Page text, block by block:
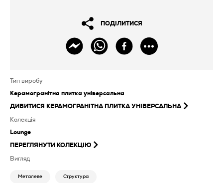
ПОДІЛИТИСЯ
Тип виробу
Керамогранітна плитка універсальна
ДИВИТИСЯ КЕРАМОГРАНІТНА ПЛИТКА УНІВЕРСАЛЬНА
Колекція
Lounge
ПЕРЕГЛЯНУТИ КОЛЕКЦІЮ
Вигляд
Металеве Структура